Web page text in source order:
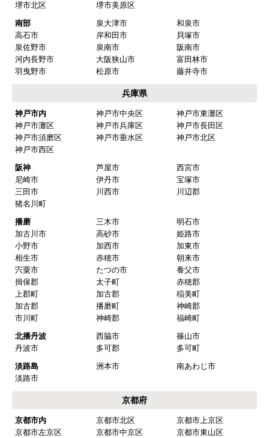
堺市北区
堺市美原区
南部
泉大津市
和泉市
高石市
岸和田市
貝塚市
泉佐野市
泉南市
阪南市
河内長野市
大阪狭山市
富田林市
羽曳野市
松原市 藤井寺市
兵庫県
神戸市内 神戸市中央区
神戸市東灘区
神戸市灘区
神戸市兵庫区
神戸市長田区
神戸市須磨区
神戸市垂水区
神戸市北区
神戸市西区
阪神
芦屋市
西宮市
尼崎市
伊丹市
宝塚市
三田市
川西市
川辺郡
猪名川町
播磨
三木市
明石市
加古川市
高砂市
姫路市
小野市
加西市
加東市
相生市
赤穂市
朝来市
宍粟市
たつの市
養父市
揖保郡
太子町
赤穂郡
上郡町
加古郡
稲美町
加古郡
播磨町
神崎郡
市川町
神崎郡
福崎町
北播丹波
西脇市
篠山市
丹波市
多可郡
多可町
淡路島
洲本市
南あわじ市
淡路市
京都府
京都市内 京都市北区
京都市上京区
京都市左京区
京都市中京区
京都市東山区